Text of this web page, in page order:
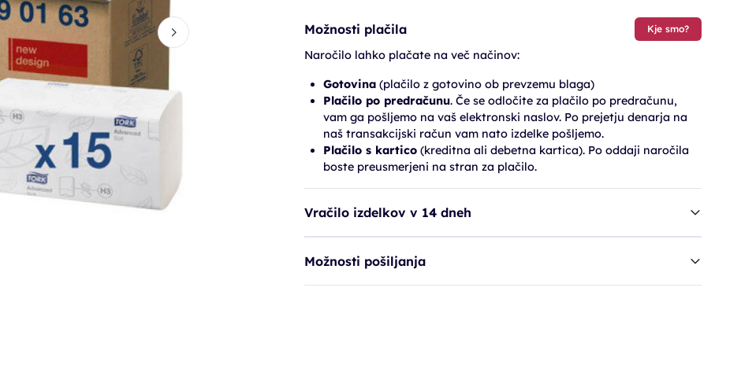
Možnosti plačila Kje smo?
Naročilo lahko plačate na več načinov:
Gotovina(plačilo z gotovino ob prevzemu blaga)
Plačilo po predračunu. Če se odločite za plačilo po predračunu,
vam ga pošljemo na vaš elektronski naslov. Po prejetju denarja na
naš transakcijski račun vam nato izdelke pošljemo.
Plačilo s kartico(kreditna ali debetna kartica). Po oddaji naročila
boste preusmerjeni na stran za plačilo.
Vračilo izdelkov v 14 dneh
Možnosti pošiljanja